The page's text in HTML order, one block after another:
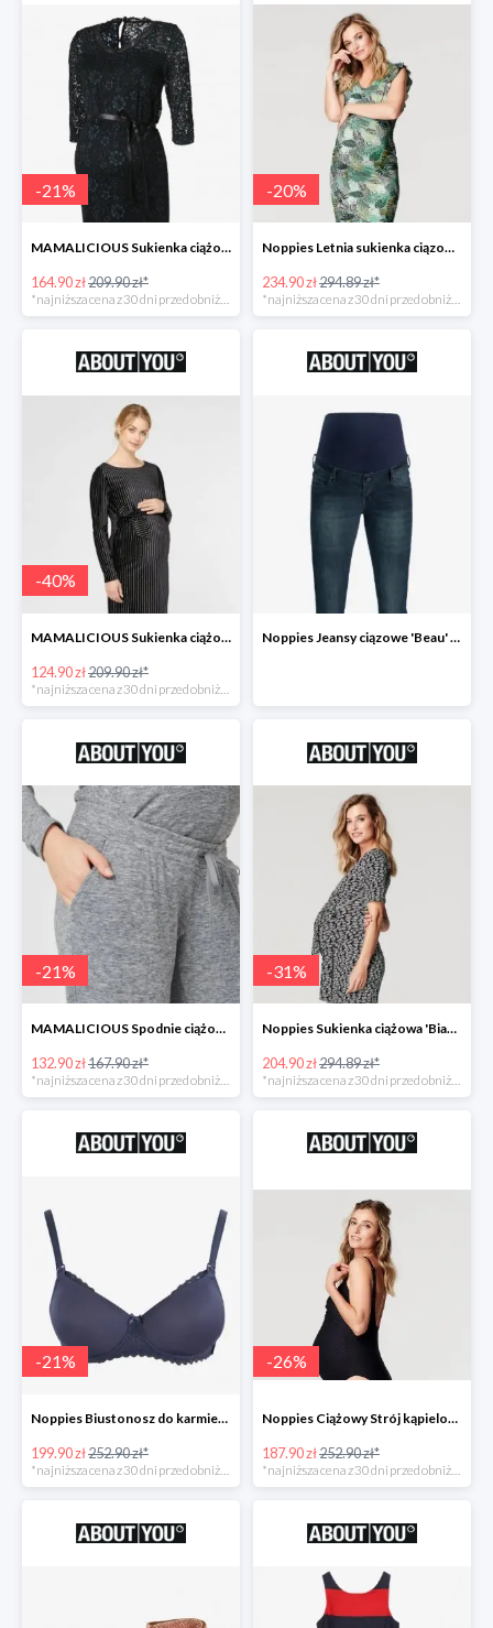
-21%
MAMALICIOUS Sukienka ciążowa -21%
164.90 zł209.90 zł*
-20%
Noppies Letnia sukienka ciązowa 'Belle' -20%
234.90 zł294.89 zł*
-40%
MAMALICIOUS Sukienka ciążowa -40%
124.90 zł209.90 zł*
*najniższa cena z 30 dni przed obniżką
Noppies Jeansy ciązowe 'Beau' -51%
-21%
MAMALICIOUS Spodnie ciążowe -21%
132.90 zł167.90 zł*
-31%
Noppies Sukienka ciążowa 'Bianca' -31%
204.90 zł294.89 zł*
-21%
Noppies Biustonosz do karmienia 'Geo Lace' -21%
199.90 zł252.90 zł*
-26%
Noppies Ciążowy Strój kąpielowy 'Bibi' -26%
187.90 zł252.90 zł*